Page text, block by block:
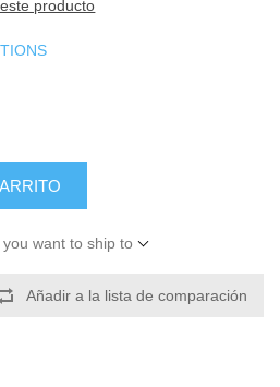
producto
want to ship to
Añadir a la lista de comparación